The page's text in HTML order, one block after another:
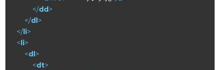
</dd>
</dl>
</li>
<li>
<dl>
<dt>